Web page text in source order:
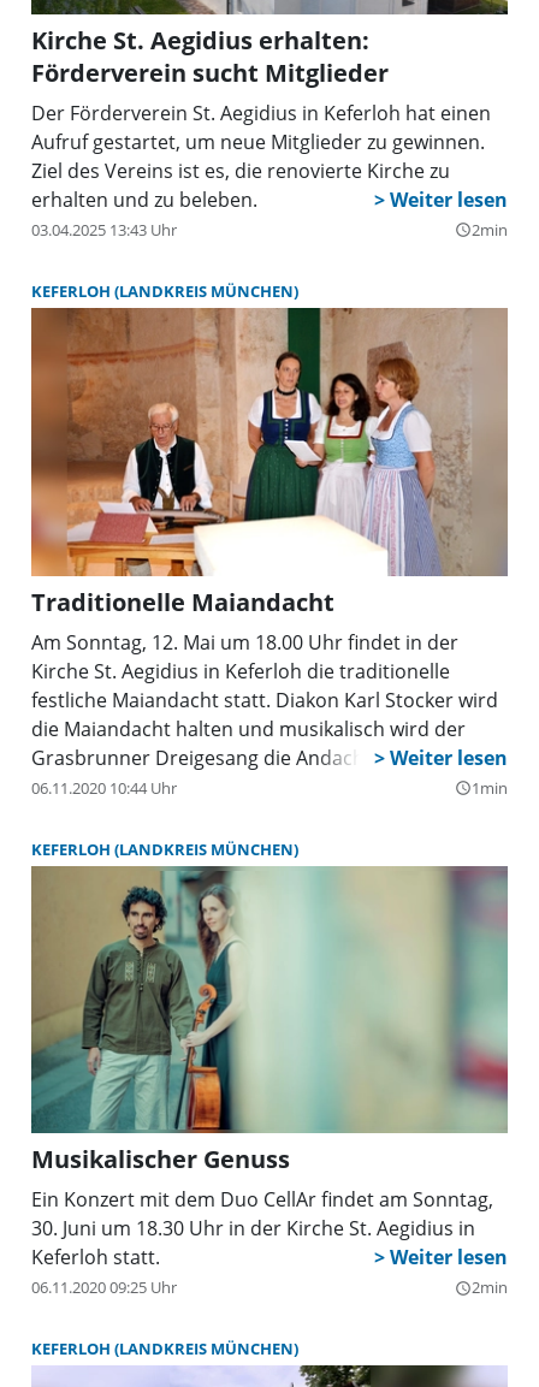
Kirche St. Aegidius erhalten:
Förderverein sucht Mitglieder
Der Förderverein St. Aegidius in Keferloh hat einen
Aufruf gestartet, um neue Mitglieder zu gewinnen.
Ziel des Vereins ist es, die renovierte Kirche zu
erhalten und zu beleben.
03.04.2025 13:43 Uhr query_builder2min
KEFERLOH (LANDKREIS MÜNCHEN)
Traditionelle Maiandacht
Am Sonntag, 12. Mai um 18.00 Uhr findet in der
Kirche St. Aegidius in Keferloh die traditionelle
festliche Maiandacht statt. Diakon Karl Stocker wird
die Maiandacht halten und musikalisch wird der
Grasbrunner Dreigesang die Andacht mit seinen
altbayerischen Marienliedern umrahmen.
06.11.2020 10:44 Uhr query_builder1min
KEFERLOH (LANDKREIS MÜNCHEN)
Musikalischer Genuss
Ein Konzert mit dem Duo CellAr findet am Sonntag,
30. Juni um 18.30 Uhr in der Kirche St. Aegidius in
Keferloh statt.
06.11.2020 09:25 Uhr query_builder2min
KEFERLOH (LANDKREIS MÜNCHEN)